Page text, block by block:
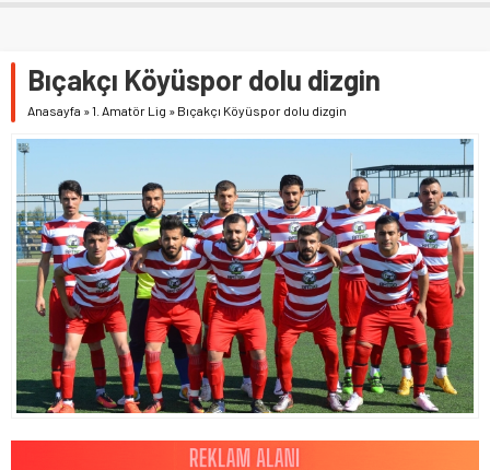
Bıçakçı Köyüspor dolu dizgin
Anasayfa »1. Amatör Lig » Bıçakçı Köyüspor dolu dizgin